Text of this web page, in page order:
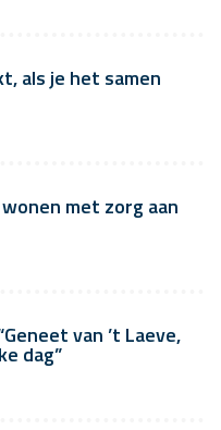
als je het samen
met zorg aan
van ’t Laeve,
dag”